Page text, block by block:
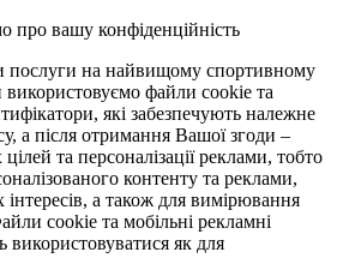
про вашу конфіденційність
послуги на найвищому спортивному
файли cookie та
які забезпечують належне
а після отримання Вашої згоди –
та персоналізації реклами, тобто
контенту та реклами,
а також для вимірювання
cookie та мобільні рекламні
використовуватися як для